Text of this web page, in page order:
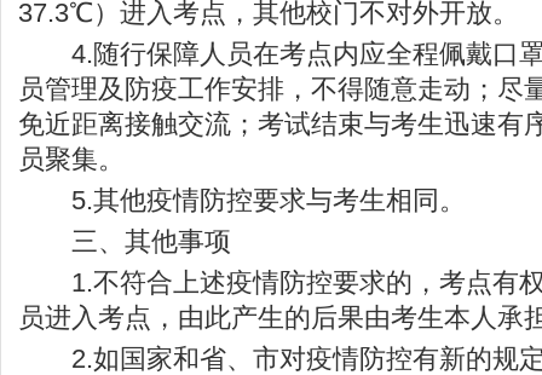
37.3℃）进入考点，其他校门不对外开放。
4.随行保障人员在考点内应全程佩戴口
员管理及防疫工作安排，不得随意走动；尽
免近距离接触交流；考试结束与考生迅速有
员聚集。
5.其他疫情防控要求与考生相同。
三、其他事项
1.不符合上述疫情防控要求的，考点有
员进入考点，由此产生的后果由考生本人承
2.如国家和省、市对疫情防控有新的规